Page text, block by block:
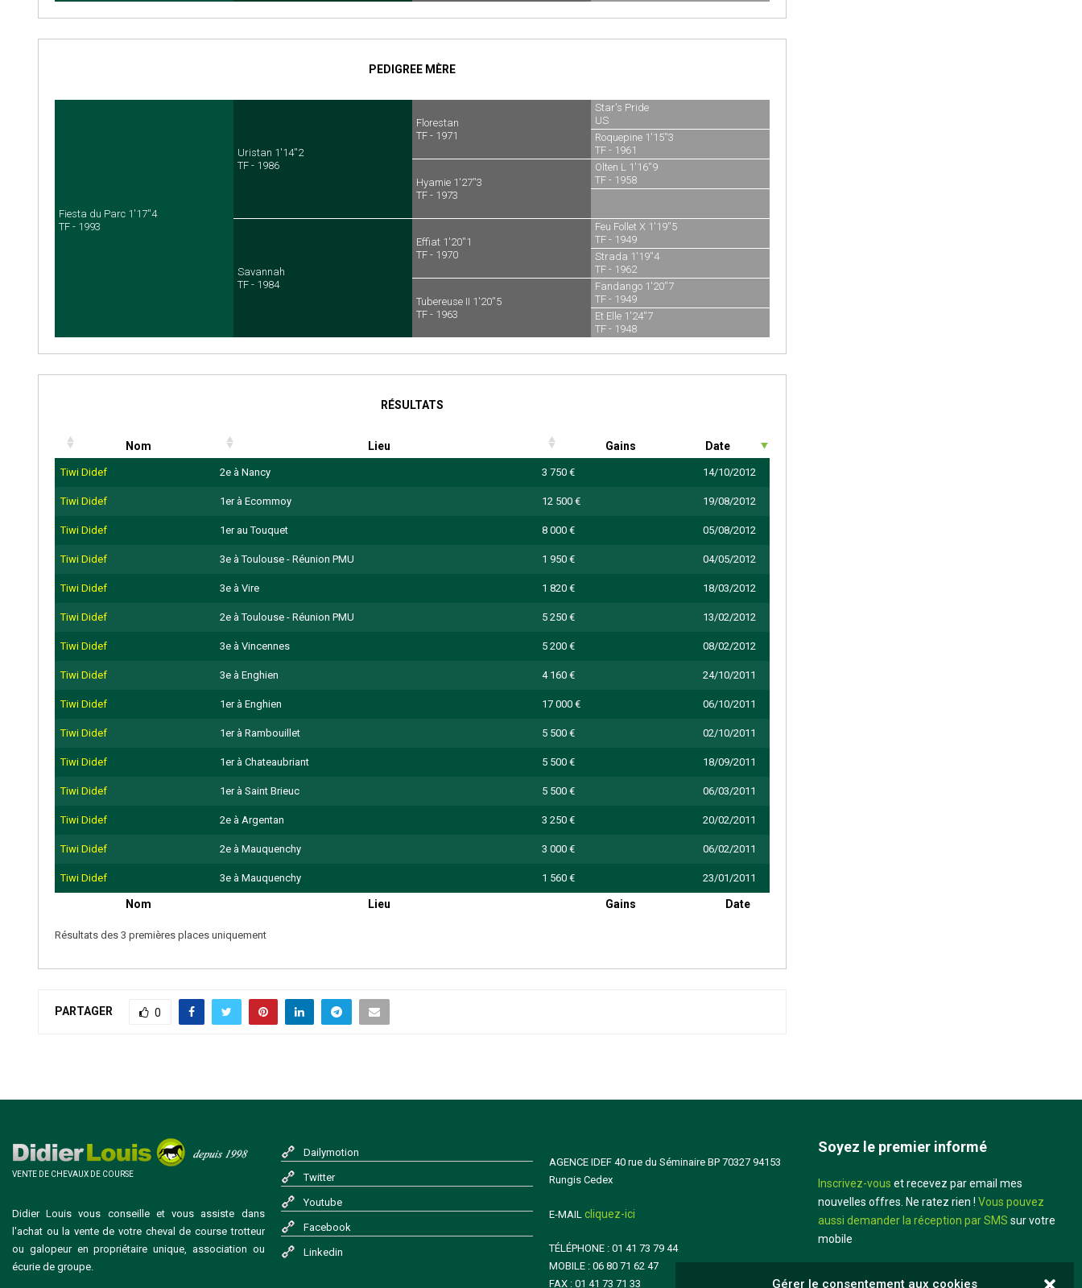
Gérer le consentement aux cookies
PEDIGREE MÈRE
Fiesta du Parc 1'17''4
TF - 1993
Uristan 1'14''2
TF - 1986
Savannah
TF - 1984
Florestan
TF - 1971
Hyamie 1'27''3
TF - 1973
Effiat 1'20''1
TF - 1970
Tubereuse II 1'20''5
TF - 1963
Star's Pride
US
Roquepine 1'15''3
TF - 1961
Olten L 1'16''9
TF - 1958
Feu Follet X 1'19''5
TF - 1949
Strada 1'19''4
TF - 1962
Fandango 1'20''7
TF - 1949
Et Elle 1'24''7
TF - 1948
RÉSULTATS
Nom Lieu Gains Date
Tiwi Didef 2e à Nancy 3 750 € 14/10/2012
Tiwi Didef 1er à Ecommoy 12 500 € 19/08/2012
Tiwi Didef 1er au Touquet 8 000 € 05/08/2012
Tiwi Didef 3e à Toulouse - Réunion PMU 1 950 € 04/05/2012
Tiwi Didef 3e à Vire 1 820 € 18/03/2012
Tiwi Didef 2e à Toulouse - Réunion PMU 5 250 € 13/02/2012
Tiwi Didef 3e à Vincennes 5 200 € 08/02/2012
Tiwi Didef 3e à Enghien 4 160 € 24/10/2011
Tiwi Didef 1er à Enghien 17 000 € 06/10/2011
Tiwi Didef 1er à Rambouillet 5 500 € 02/10/2011
Tiwi Didef 1er à Chateaubriant 5 500 € 18/09/2011
Tiwi Didef 1er à Saint Brieuc 5 500 € 06/03/2011
Tiwi Didef 2e à Argentan 3 250 € 20/02/2011
Tiwi Didef 2e à Mauquenchy 3 000 € 06/02/2011
Tiwi Didef 3e à Mauquenchy 1 560 € 23/01/2011
Nom Lieu Gains Date
Résultats des 3 premières places uniquement
PARTAGER 0
VENTE DE CHEVAUX DE COURSE
Didier Louis vous conseille et vous assiste dans
l'achat ou la vente de votre cheval de course trotteur
ou galopeur en propriétaire unique, association ou
écurie de groupe.
Dailymotion
Twitter
Youtube
Facebook
Linkedin
AGENCE IDEF 40 rue du Séminaire BP 70327 94153
Rungis Cedex
E-MAIL cliquez-ici
TÉLÉPHONE : 01 41 73 79 44
MOBILE : 06 80 71 62 47
FAX : 01 41 73 71 33
Soyez le premier informé
Inscrivez-vous et recevez par email mes
nouvelles offres. Ne ratez rien ! Vous pouvez
aussi demander la réception par SMS sur votre
mobile